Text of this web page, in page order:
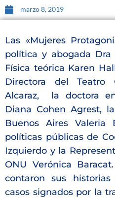
marzo 8, 2019
Las «Mujeres
política y abogada Dra
Física teórica Karen
Directora del Teatro
Alcaraz, la doctora
Diana Cohen Agrest,
Buenos Aires
políticas públicas de
Izquierdo y la
ONU Verónica
contaron sus
casos signados por la